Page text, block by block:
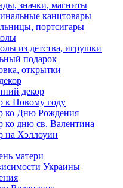
значки, магниты
канцтовары
портсигары
из детства, игрушки
подарок
открытки
декор
к Новому году
ко Дню Рождения
ко дню св. Валентина
на Хэллоуин
матери
Украины